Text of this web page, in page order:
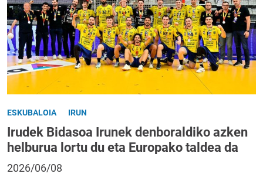
ESKUBALOIA IRUN
Irudek Bidasoa Irunek denboraldiko azken
helburua lortu du eta Europako taldea da
2026/06/08